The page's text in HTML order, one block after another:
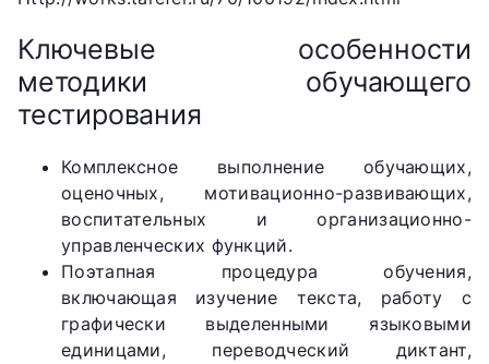
Ключевые особенности
методики обучающего
тестирования
Комплексное выполнение обучающих,
оценочных, мотивационно-развивающих,
воспитательных и организационно-
управленческих функций.
Поэтапная процедура обучения,
включающая изучение текста, работу с
графически выделенными языковыми
единицами, переводческий диктант,